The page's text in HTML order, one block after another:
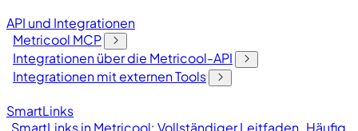
API und Integrationen
Metricool MCP
Integrationen über die Metricool-API
Integrationen mit externen Tools
SmartLinks
SmartLinks in Metricool: Vollständiger Leitfaden Häufig